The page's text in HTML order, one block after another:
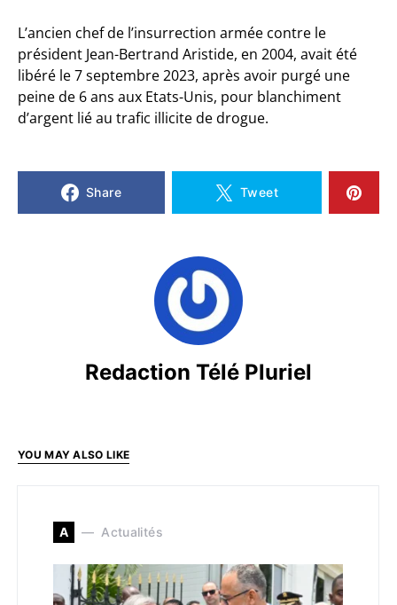
L’ancien chef de l’insurrection armée contre le
président Jean-Bertrand Aristide, en 2004, avait été
libéré le 7 septembre 2023, après avoir purgé une
peine de 6 ans aux Etats-Unis, pour blanchiment
d’argent lié au trafic illicite de drogue.
Share Tweet
Redaction Télé Pluriel
YOU MAY ALSO LIKE
A Actualités